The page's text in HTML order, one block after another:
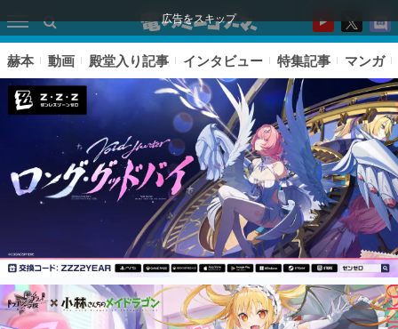
広告をスキップ
ピックアップ
赫本 動画 殿堂入り記事 インタビュー 特集記事 マンガ